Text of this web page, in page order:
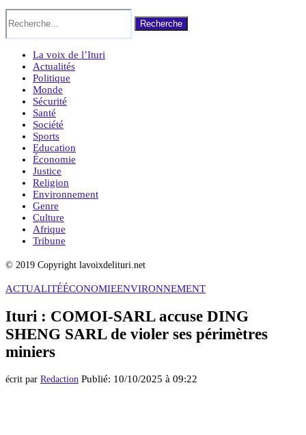
Recherche
La voix de l’Ituri
Actualités
Politique
Monde
Sécurité
Santé
Société
Sports
Education
Économie
Justice
Religion
Environnement
Genre
Culture
Afrique
Tribune
© 2019 Copyright lavoixdelituri.net
ACTUALITÉÉCONOMIEENVIRONNEMENT
Ituri : COMOI-SARL accuse DING
SHENG SARL de violer ses périmètres
miniers
écrit par Redaction Publié: 10/10/2025 à 09:22